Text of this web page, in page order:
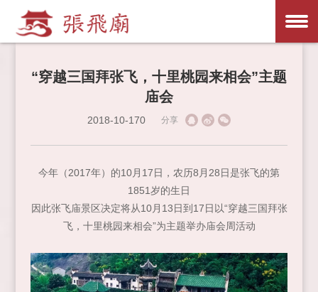
“穿越三国拜张飞，十里桃园来相会”主题
庙会
2018-10-170 分享
今年（2017年）的10月17日，农历8月28日是张飞的第
1851岁的生日
因此张飞庙景区决定将从10月13日到17日以“穿越三国拜张
飞，十里桃园来相会”为主题举办庙会周活动